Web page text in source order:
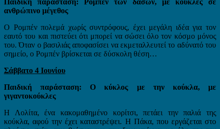
Παιδική παράσταση: Ρομπέν των δασών, με κούκλες σε
ανθρώπινο μέγεθος
Ο Ρομπέν πολεμά χωρίς συντρόφους, έχει μεγάλη ιδέα για τον
εαυτό του και πιστεύει ότι μπορεί να σώσει όλο τον κόσμο μόνος
του. Όταν ο βασιλιάς αποφασίσει να εκμεταλλευτεί το αδύνατό του
σημείο, ο Ρομπέν βρίσκεται σε δύσκολη θέση…
Σάββατο 4 Ιουνίου
Παιδική παράσταση: Ο κύκλος με την κούκλα, με
γιγαντοκούκλες
Η Λολίτα, ένα κακομαθημένο κορίτσι, πετάει την παλιά της
κούκλα, αφού την έχει καταστρέψει. Η Πάκα, που εργάζεται στο